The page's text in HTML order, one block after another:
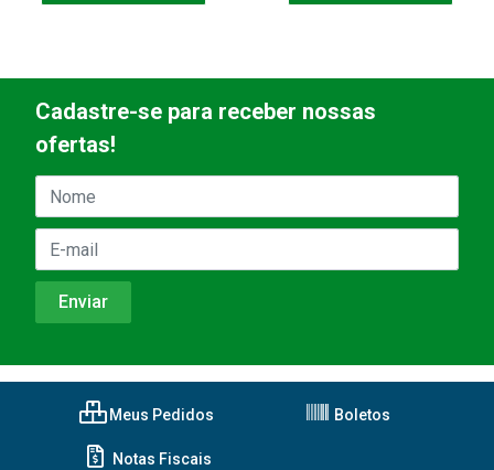
Cadastre-se para receber nossas
ofertas!
Meus Pedidos Boletos
Notas Fiscais